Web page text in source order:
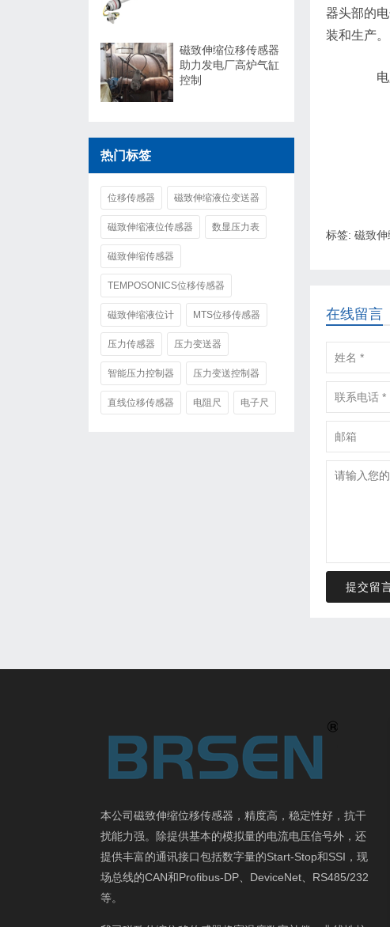
器头部的
装和生产。
电路
标签: 磁致伸
在线留言
提交留
磁致伸缩位移传感器
助力发电厂高炉气缸
控制
热门标签
位移传感器 磁致伸缩液位变送器
磁致伸缩液位传感器 数显压力表
磁致伸缩传感器
TEMPOSONICS位移传感器
磁致伸缩液位计 MTS位移传感器
压力传感器 压力变送器
智能压力控制器 压力变送控制器
直线位移传感器 电阻尺 电子尺
本公司磁致伸缩位移传感器，精度高，稳定性好，抗干
扰能力强。除提供基本的模拟量的电流电压信号外，还
提供丰富的通讯接口包括数字量的Start-Stop和SSI，现
场总线的CAN和Profibus-DP、DeviceNet、RS485/232
等。